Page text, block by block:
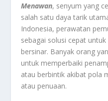
Menawan, senyum yang
salah satu daya tarik
Indonesia, perawatan
sebagai solusi cepat
bersinar. Banyak orang
untuk memperbaiki
atau berbintik akibat pola
atau penuaan.